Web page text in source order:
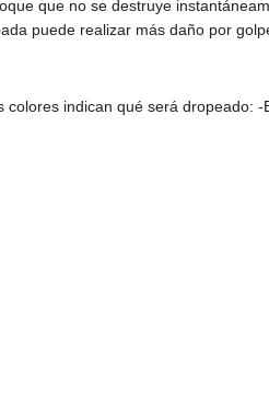
que no se destruye
puede realizar más daño por
indican qué será dropeado: